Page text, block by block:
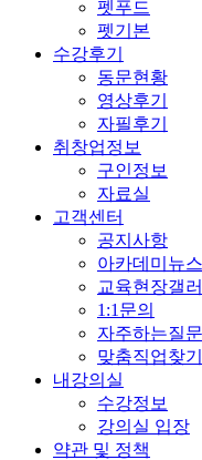
펫푸드
펫기본
수강후기
동문현황
영상후기
자필후기
취창업정보
구인정보
자료실
고객센터
공지사항
아카데미뉴스
교육현장갤러
1:1문의
자주하는질문
맞춤직업찾기
내강의실
수강정보
강의실 입장
약관 및 정책